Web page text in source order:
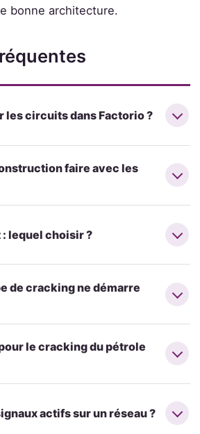
bonne architecture.
les circuits dans Factorio ?
faire avec les
lequel choisir ?
de cracking ne démarre
le cracking du pétrole
actifs sur un réseau ?